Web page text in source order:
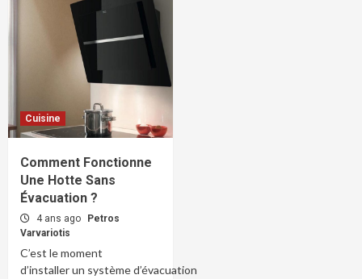
Cuisine
Comment Fonctionne
Une Hotte Sans
Évacuation ?
4 ans ago
Petros
Varvariotis
C’est le moment
d’installer un système d’évacuation